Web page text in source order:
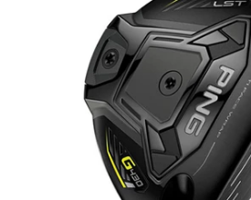
Golfové hole
Oblečení